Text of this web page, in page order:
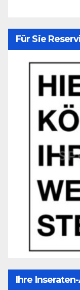
Für Sie
Ihre